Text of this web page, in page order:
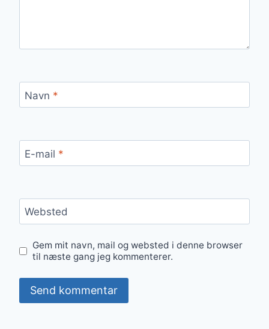
Navn *
E-mail *
Websted
Gem mit navn, mail og websted i denne browser
til næste gang jeg kommenterer.